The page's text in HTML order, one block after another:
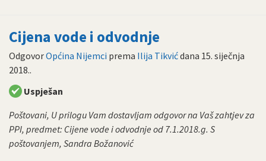
Cijena vode i odvodnje
OdgovorOpćina Nijemci prema Ilija Tikvićdana 15. siječnja
2018..
Uspješan
Poštovani, U prilogu Vam dostavljam odgovor na Vaš zahtjev za
PPI, predmet: Cijene vode i odvodnje od 7.1.2018.g. S
poštovanjem, Sandra Božanović